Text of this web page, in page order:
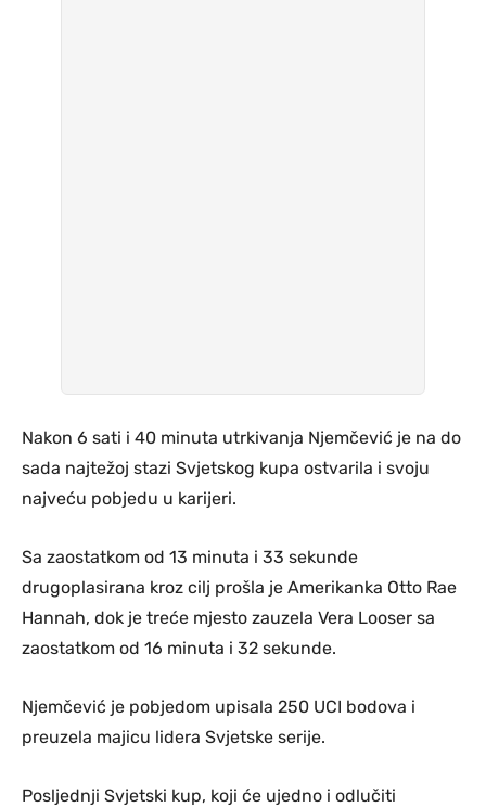
Nakon 6 sati i 40 minuta utrkivanja Njemčević je na do
sada najtežoj stazi Svjetskog kupa ostvarila i svoju
najveću pobjedu u karijeri.
Sa zaostatkom od 13 minuta i 33 sekunde
drugoplasirana kroz cilj prošla je Amerikanka Otto Rae
Hannah, dok je treće mjesto zauzela Vera Looser sa
zaostatkom od 16 minuta i 32 sekunde.
Njemčević je pobjedom upisala 250 UCI bodova i
preuzela majicu lidera Svjetske serije.
Posljednji Svjetski kup, koji će ujedno i odlučiti